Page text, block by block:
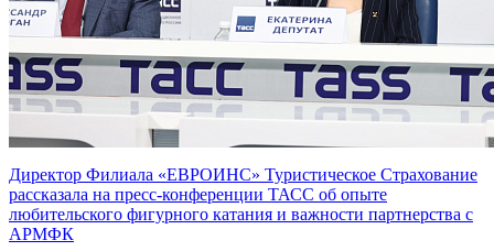
Директор Филиала «ЕВРОИНС» Туристическое Страхование
рассказала на пресс-конференции ТАСС об опыте
любительского фигурного катания и важности партнерства с
АРМФК